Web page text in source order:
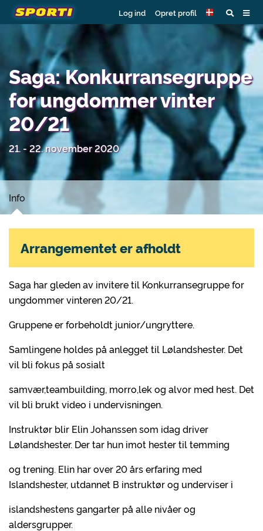
Log ind Opret profil
Saga: Konkurransegruppe
for ungdommer vinter
20/21
21. - 22. november 2020
Info
Saga har gleden av invitere til Konkurransegruppe for
ungdommer vinteren 20/21.
Gruppene er forbeholdt junior/ungryttere.
Samlingene holdes på anlegget til Lølandshester. Det
vil bli fokus på sosialt
samvær,teambuilding, morro,lek og alvor med hest. Det
vil bli brukt video i undervisningen.
Instruktør blir Elin Johanssen som idag driver
Lølandshester. Der tar hun imot hester til temming
og trening. Elin har over 20 års erfaring med
Islandshester, utdannet B instruktør og underviser i
islandshestens gangarter på alle nivåer og
aldersgrupper.
Arrangementet er afholdt